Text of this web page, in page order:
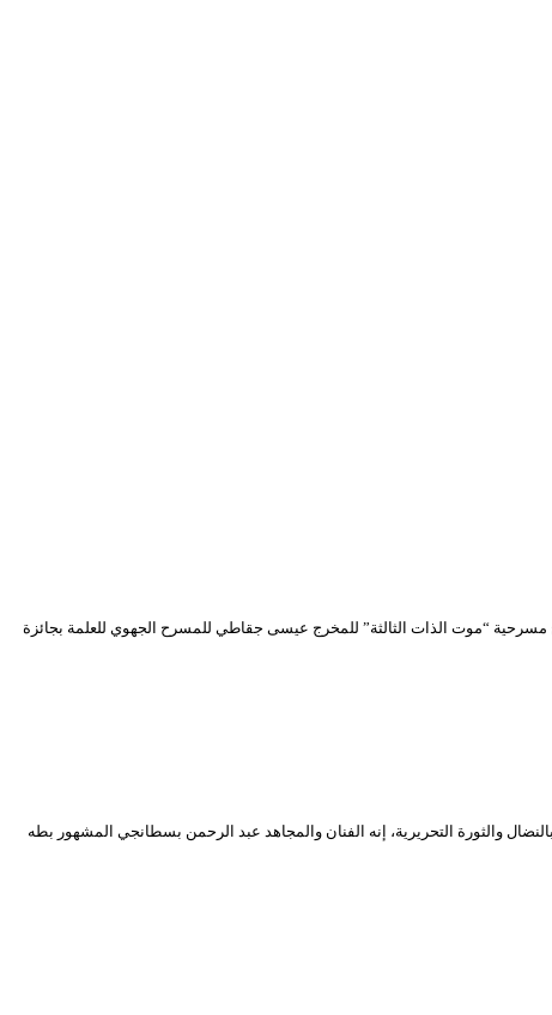
بتتويج مسرحية “موت الذات الثالثة” للمخرج عيسى جقاطي للمسرح الجهوي للعلمة بجائزة
اليوم الجمعة 23 ديسمبر 2022، على قامة فنية جزائرية بارزة ارتبط اسمها بالنضال والثورة التحريرية، إنه الفنان والمجاهد عبد الرحمن بسطانجي المشهور بطه